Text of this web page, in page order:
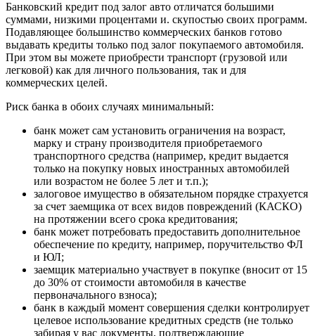
Банковский кредит под залог авто отличатся большими
суммами, низкими процентами и. скупостью своих программ.
Подавляющее большинство коммерческих банков готово
выдавать кредиты только под залог покупаемого автомобиля.
При этом вы можете приобрести транспорт (грузовой или
легковой) как для личного пользования, так и для
коммерческих целей.
Риск банка в обоих случаях минимальный:
банк может сам установить ограничения на возраст,
марку и страну производителя приобретаемого
транспортного средства (например, кредит выдается
только на покупку новых иностранных автомобилей
или возрастом не более 5 лет и т.п.);
залоговое имущество в обязательном порядке страхуется
за счет заемщика от всех видов повреждений (КАСКО)
на протяжении всего срока кредитования;
банк может потребовать предоставить дополнительное
обеспечение по кредиту, например, поручительство ФЛ
и ЮЛ;
заемщик материально участвует в покупке (вносит от 15
до 30% от стоимости автомобиля в качестве
первоначального взноса);
банк в каждый момент совершения сделки контролирует
целевое использование кредитных средств (не только
забирая у вас документы, подтверждающие